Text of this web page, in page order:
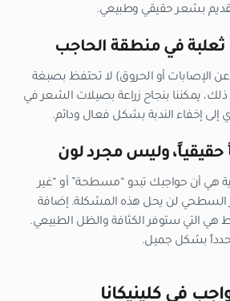
بشعر حقيقي وطبيعي.
عن الإصابات أو الحروق) لا تحتفظ بصبغة
يمكننا بنجاح زراعة بصيلات الشعر في
إلى إخفاء الندبة بشكل فعال ودائم.
هي أن حواجبك تبدو “مسطحة” أو “غير
السطحي لن يحل هذه المشكلة. إضافة
التي ستوفر الكثافة والظل الطبيعي.
بشكل جميل.
في كلينيكانا